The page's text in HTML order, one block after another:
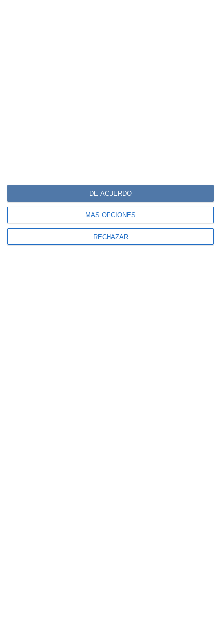
MÁS OPCIONES
RECHAZAR
DE ACUERDO